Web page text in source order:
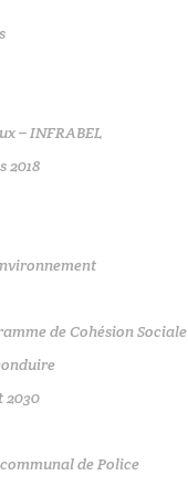
– INFRABEL
2018
de Cohésion Sociale
2030
de Police